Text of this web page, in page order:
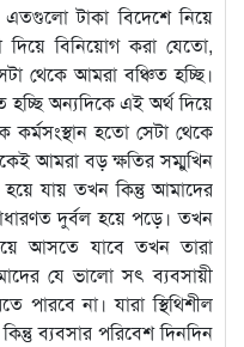
টাকা বিদেশে নিয়ে
দিয়ে বিনিয়োগ করা যেতো,
থেকে আমরা বঞ্চিত হচ্ছি।
অন্যদিকে এই অর্থ দিয়ে
হতো সেটা থেকে
আমরা বড় ক্ষতির সম্মুখিন
হয়ে যায় তখন কিন্তু আমাদের
দুর্বল হয়ে পড়ে। তখন
আসতে যাবে তখন তারা
যে ভালো সৎ ব্যবসায়ী
পারবে না। যারা স্থিথিশীল
ব্যবসার পরিবেশ দিনদিন